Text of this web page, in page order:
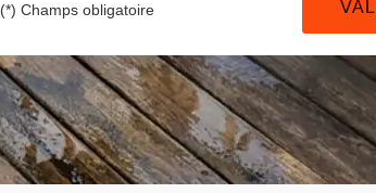
(*) Champs obligatoire